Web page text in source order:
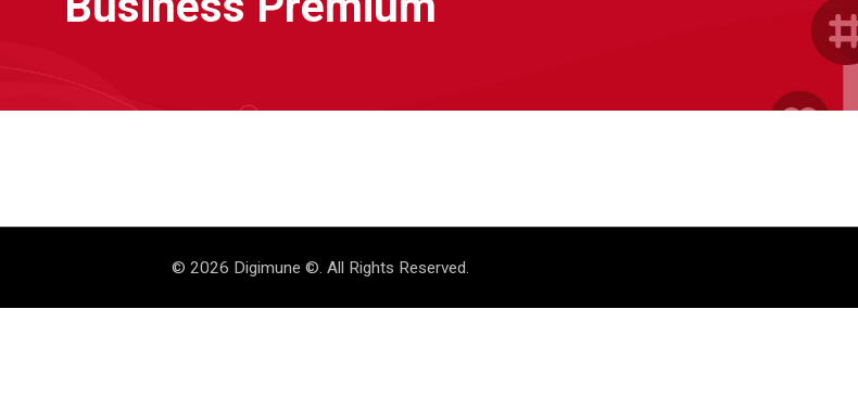
© 2026 Digimune ©. All Rights Reserved.